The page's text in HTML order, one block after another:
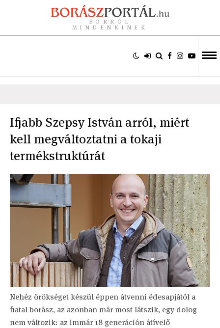
BORRÓL
MINDENKINEK
Ifjabb Szepsy István arról, miért
kell megváltoztatni a tokaji
termékstruktúrát
Nehéz örökséget készül éppen átvenni édesapjától a
fiatal borász, az azonban már most látszik, egy dolog
nem változik: az immár 18 generáción átívelő